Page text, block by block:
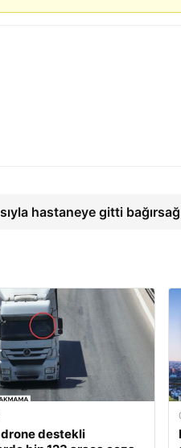
hastaneye gitti
destekli